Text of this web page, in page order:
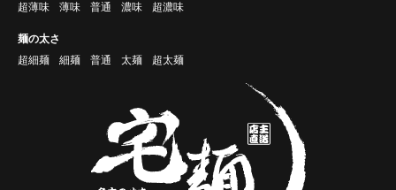
超薄味
薄味 普通 濃味 超濃味
麺の太さ
超細麺
細麺 普通 太麺 超太麺